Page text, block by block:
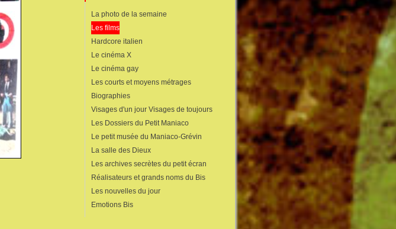
La photo de la semaine
Les films
Hardcore italien
Le cinéma X
Le cinéma gay
Les courts et moyens métrages
Biographies
Visages d'un jour Visages de toujours
Les Dossiers du Petit Maniaco
Le petit musée du Maniaco-Grévin
La salle des Dieux
Les archives secrètes du petit écran
Réalisateurs et grands noms du Bis
Les nouvelles du jour
Emotions Bis